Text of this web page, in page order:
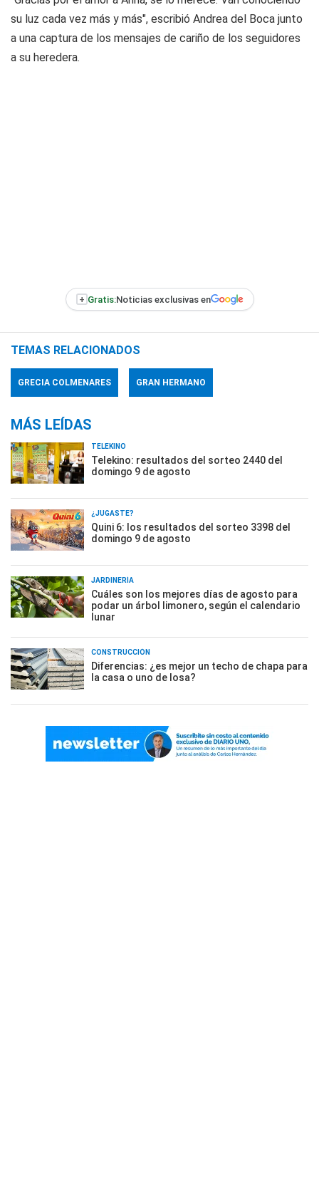
su luz cada vez más y más", escribió Andrea del Boca junto
a una captura de los mensajes de cariño de los seguidores
a su heredera.
+ Gratis:Noticias exclusivas en
TEMAS RELACIONADOS
GRECIA COLMENARES GRAN HERMANO
MÁS LEÍDAS
TELEKINO
Telekino: resultados del sorteo 2440 del
domingo 9 de agosto
¿JUGASTE?
Quini 6: los resultados del sorteo 3398 del
domingo 9 de agosto
JARDINERÍA
Cuáles son los mejores días de agosto para
podar un árbol limonero, según el calendario
lunar
CONSTRUCCIÓN
Diferencias: ¿es mejor un techo de chapa para
la casa o uno de losa?